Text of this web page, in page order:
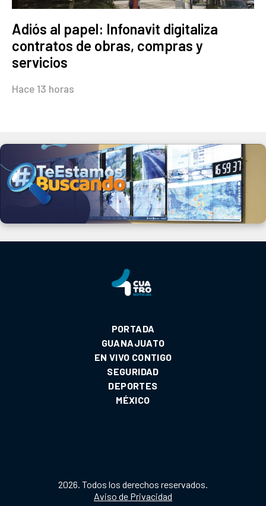
Adiós al papel: Infonavit digitaliza
contratos de obras, compras y
servicios
Hace 13 horas
PORTADA
GUANAJUATO
EN VIVO CONTIGO
SEGURIDAD
DEPORTES
MÉXICO
2026. Todos los derechos reservados.
Aviso de Privacidad